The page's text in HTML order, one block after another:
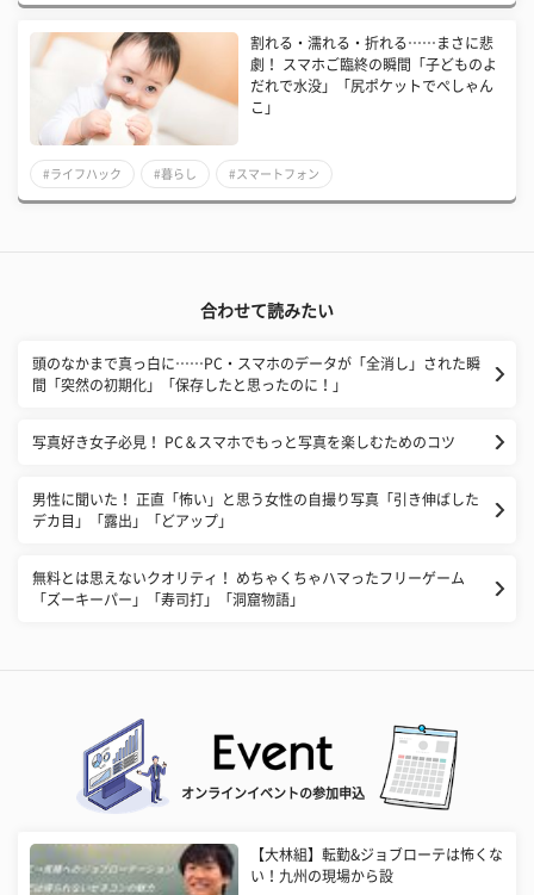
割れる・濡れる・折れる……まさに悲
劇！ スマホご臨終の瞬間「子どものよ
だれで水没」「尻ポケットでぺしゃん
こ」
#ライフハック #暮らし #スマートフォン
合わせて読みたい
​頭のなかまで真っ白に……PC・スマホのデータが「全消し」された瞬
間「突然の初期化」「保存したと思ったのに！」
写真好き女子必見！ PC＆スマホでもっと写真を楽しむためのコツ
男性に聞いた！ 正直「怖い」と思う女性の自撮り写真「引き伸ばした
デカ目」「露出」「どアップ」
無料とは思えないクオリティ！ めちゃくちゃハマったフリーゲーム
「ズーキーパー」「寿司打」「洞窟物語」
オンラインイベントの参加申込
【大林組】転勤&ジョブローテは怖くな
い！九州の現場から設